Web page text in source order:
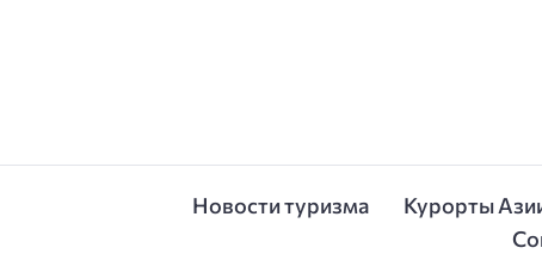
Новости туризма Курорты